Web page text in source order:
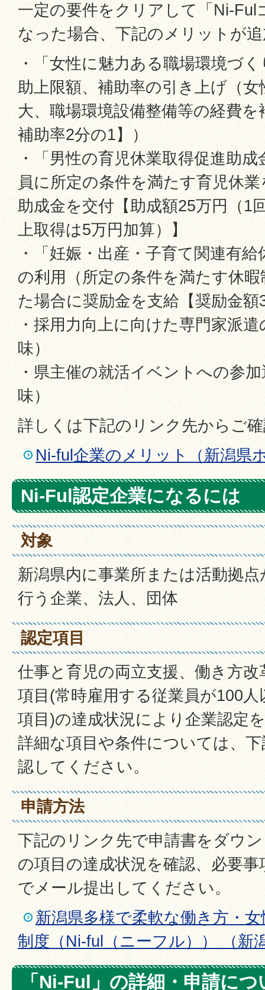
一定の要件をクリアして「Ni-Ful
なった場合、下記のメリットが
・「女性に魅力ある職場環境づ
助上限額、補助率の引き上げ（
大、職場環境設備整備等の経費
補助率2分の1】）
・「男性の育児休業取得促進助
員に所定の条件を満たす育児休
助成金を交付【助成額25万円（1
上取得は5万円加算）】
・「妊娠・出産・子育て関連有
の利用（所定の条件を満たす休
た場合に奨励金を支給【奨励金
・採用力向上に向けた専門家派
味）
・県主催の就活イベントへの参
味）
詳しくは下記のリンク先からご
Ni-ful企業のメリット（新潟県
Ni-Ful認定企業になるには
対象
新潟県内に事業所または活動拠
行う企業、法人、団体
認定項目
仕事と育児の両立支援、働き方
項目(常時雇用する従業員が100
項目)の達成状況により企業認定
詳細な項目や条件については、
認してください。
申請方法
下記のリンク先で申請書をダウ
の項目の達成状況を確認、必要
でメール提出してください。
新潟県多様で柔軟な働き方・
制度（Ni-ful（ニーフル）） （新
「Ni-Ful」の詳細・申請に